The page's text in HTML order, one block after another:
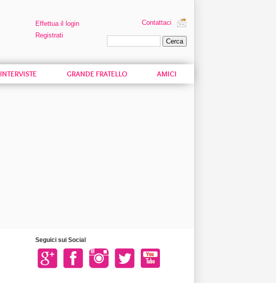
Effettua il login
Registrati
Contattaci
INTERVISTE GRANDE FRATELLO AMICI
Seguici sui Social